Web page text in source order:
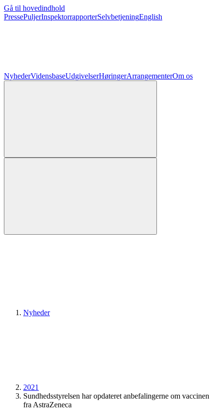
Gå til hovedindhold
PressePuljerInspektorrapporterSelvbetjeningEnglish
NyhederVidensbaseUdgivelserHøringerArrangementerOm os
Nyheder
2021
Sundheds­­styrelsen har opdateret anbefalingerne om vaccinen
fra AstraZeneca